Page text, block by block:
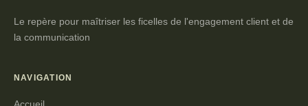
Le repère pour maîtriser les ficelles de l'engagement client et de
la communication
NAVIGATION